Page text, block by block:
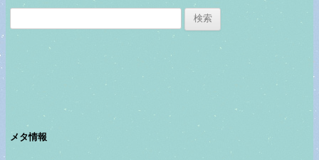
索:
メタ情報